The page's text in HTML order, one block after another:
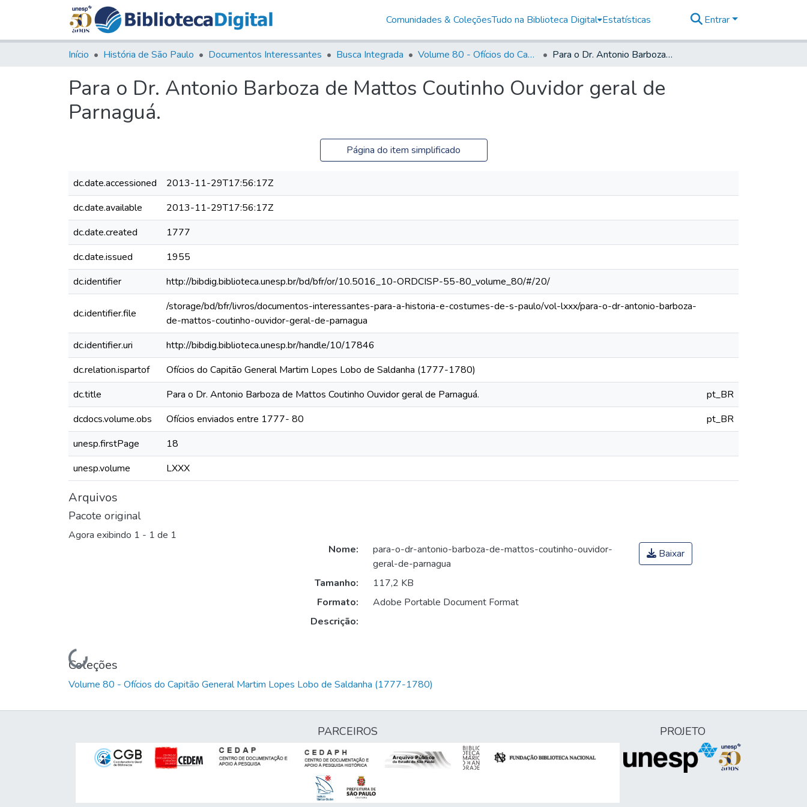
Comunidades & ColeçõesTudo na Biblioteca Digital Estatísticas Entrar
Início História de São Paulo Documentos Interessantes Busca Integrada Volume 80 - Ofícios do Capitão General Martim Lopes Lobo de Saldanha (1777-1780) Para o Dr. Antonio Barboza de Mattos Coutinho Ouvidor geral de Parnaguá.
Para o Dr. Antonio Barboza de Mattos Coutinho Ouvidor geral de
Parnaguá.
Página do item simplificado
dc.date.accessioned
2013-11-29T17:56:17Z
dc.date.available
2013-11-29T17:56:17Z
dc.date.created
1777
dc.date.issued
1955
dc.identifier
http://bibdig.biblioteca.unesp.br/bd/bfr/or/10.5016_10-ORDCISP-55-80_volume_80/#/20/
dc.identifier.file
/storage/bd/bfr/livros/documentos-interessantes-para-a-historia-e-costumes-de-s-paulo/vol-lxxx/para-o-dr-antonio-barboza-
de-mattos-coutinho-ouvidor-geral-de-parnagua
dc.identifier.uri
http://bibdig.biblioteca.unesp.br/handle/10/17846
dc.relation.ispartof
Ofícios do Capitão General Martim Lopes Lobo de Saldanha (1777-1780)
dc.title
Para o Dr. Antonio Barboza de Mattos Coutinho Ouvidor geral de Parnaguá.
pt_BR
dcdocs.volume.obs
Ofícios enviados entre 1777- 80
pt_BR
unesp.firstPage
18
unesp.volume
LXXX
Arquivos
Pacote original
Agora exibindo 1 - 1 de 1
Carregando...
Nome:
para-o-dr-antonio-barboza-de-mattos-coutinho-ouvidor-
geral-de-parnagua
Tamanho:
117,2 KB
Formato:
Adobe Portable Document Format
Descrição:
Baixar
Coleções
Volume 80 - Ofícios do Capitão General Martim Lopes Lobo de Saldanha (1777-1780)
PARCEIROS PROJETO